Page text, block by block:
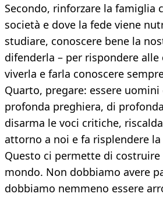
Secondo, rinforzare la famiglia
società e dove la fede viene
studiare, conoscere bene la
difenderla – per rispondere alle
viverla e farla conoscere
Quarto, pregare: essere uomini
profonda preghiera, di
disarma le voci critiche,
attorno a noi e fa risplendere
Questo ci permette di
mondo. Non dobbiamo avere
dobbiamo nemmeno essere